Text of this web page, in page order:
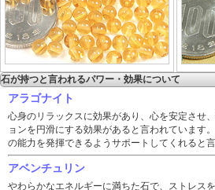
石が持つと言われるパワー・効果について
アラゴナイト
心身のリラックスに効果があり、心を安定させ
ョンを円滑にする効果があると言われていま
の能力を発揮できるようサポートしてくれると言
アベンチュリン
やわらかなエネルギーに満ちた石で、ストレス